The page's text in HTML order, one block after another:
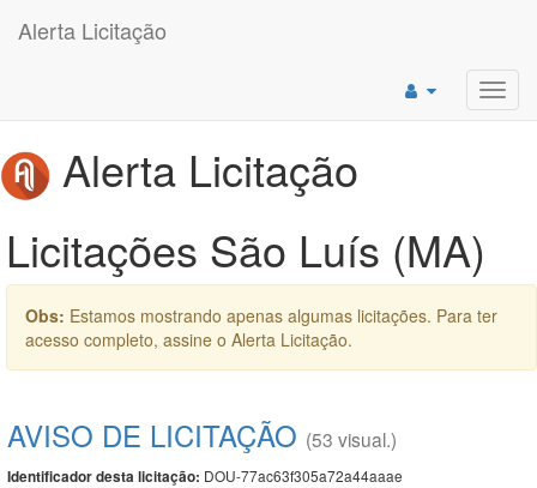
Alerta Licitação
Alerta Licitação
Licitações São Luís (MA)
Obs: Estamos mostrando apenas algumas licitações. Para ter
acesso completo, assine o Alerta Licitação.
AVISO DE LICITAÇÃO (53 visual.)
Identificador desta licitação: DOU-77ac63f305a72a44aaae